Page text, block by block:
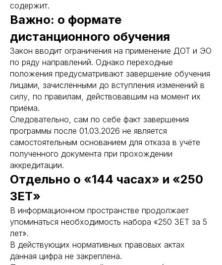
содержит.
Важно: о формате
дистанционного обучения
Закон вводит ограничения на применение ДОТ и ЭО
по ряду направлений. Однако переходные
положения предусматривают завершение обучения
лицами, зачисленными до вступления изменений в
силу, по правилам, действовавшим на момент их
приёма.
Следовательно, сам по себе факт завершения
программы после 01.03.2026 не является
самостоятельным основанием для отказа в учёте
полученного документа при прохождении
аккредитации.
Отдельно о «144 часах» и «250
ЗЕТ»
В информационном пространстве продолжает
упоминаться необходимость набора «250 ЗЕТ за 5
лет».
В действующих нормативных правовых актах
данная цифра не закреплена.